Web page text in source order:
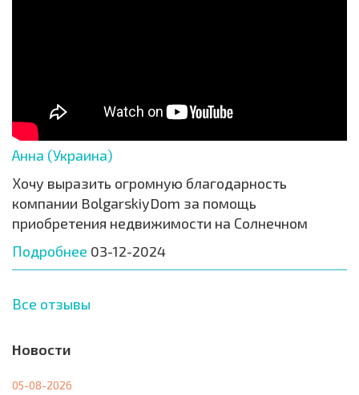
Анна (Украина)
Хочу выразить огромную благодарность
компании BolgarskiyDom за помощь
приобретения недвижимости на Солнечном
Подробнее 03-12-2024
Все отзывы
Новости
05-08-2026